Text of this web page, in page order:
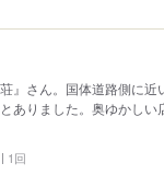
』さん。国体道路側に近
ありました。奥ゆかしい
1回